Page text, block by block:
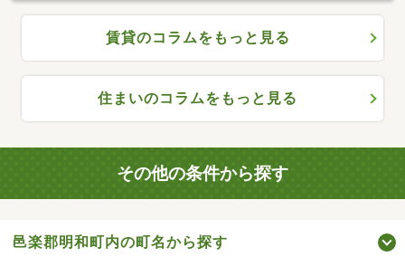
賃貸のコラムをもっと見る
住まいのコラムをもっと見る
その他の条件から探す
邑楽郡明和町内の町名から探す